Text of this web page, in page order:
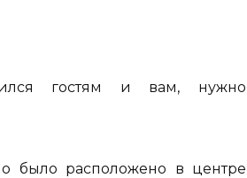
гостям и вам, нужно
было расположено в центре